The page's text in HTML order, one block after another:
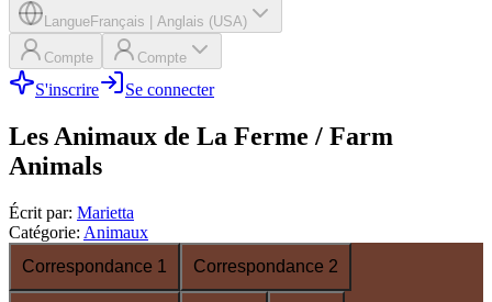
LangueFrançais Anglais (USA)
Compte Compte
S'inscrire Se connecter
Les Animaux de La Ferme / Farm
Animals
Écrit par: Marietta
Catégorie: Animaux
Correspondance 1
Correspondance 2